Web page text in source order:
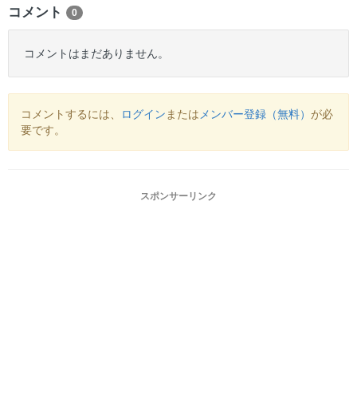
コメント 0
コメントはまだありません。
コメントするには、 ログイン または メンバー登録（無料） が必
要です。
スポンサーリンク